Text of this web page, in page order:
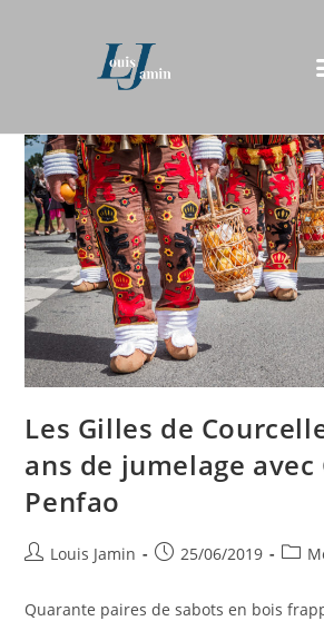
Les Gilles de
ans de jumelage avec
Penfao
Louis Jamin 25/06/2019
Quarante paires de sabots en bois